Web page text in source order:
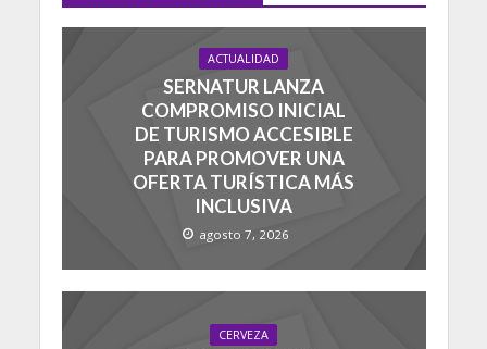
ACTUALIDAD
SERNATUR LANZA
COMPROMISO INICIAL
DE TURISMO ACCESIBLE
PARA PROMOVER UNA
OFERTA TURÍSTICA MÁS
INCLUSIVA
agosto 7, 2026
CERVEZA